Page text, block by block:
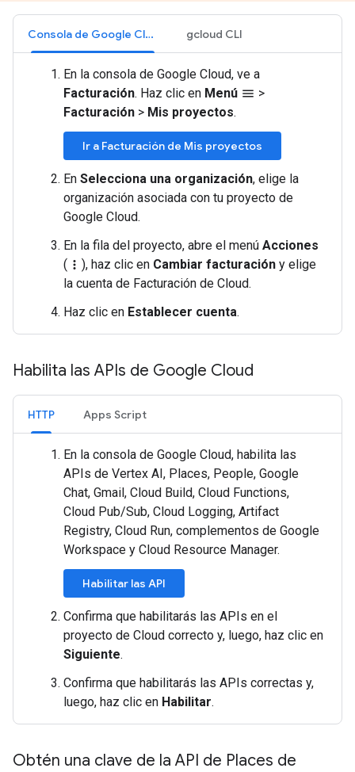
Consola de Google Cloud gcloud CLI
En la consola de Google Cloud, ve a
Facturación. Haz clic en Menú menu >
Facturación > Mis proyectos.
Ir a Facturación de Mis proyectos
En Selecciona una organización, elige la
organización asociada con tu proyecto de
Google Cloud.
En la fila del proyecto, abre el menú Acciones
( more_vert ), haz clic en Cambiar facturación y elige
la cuenta de Facturación de Cloud.
Haz clic en Establecer cuenta.
Habilita las APIs de Google Cloud
HTTP Apps Script
En la consola de Google Cloud, habilita las
APIs de Vertex AI, Places, People, Google
Chat, Gmail, Cloud Build, Cloud Functions,
Cloud Pub/Sub, Cloud Logging, Artifact
Registry, Cloud Run, complementos de Google
Workspace y Cloud Resource Manager.
Habilitar las API
Confirma que habilitarás las APIs en el
proyecto de Cloud correcto y, luego, haz clic en
Siguiente.
Confirma que habilitarás las APIs correctas y,
luego, haz clic en Habilitar.
Obtén una clave de la API de Places de